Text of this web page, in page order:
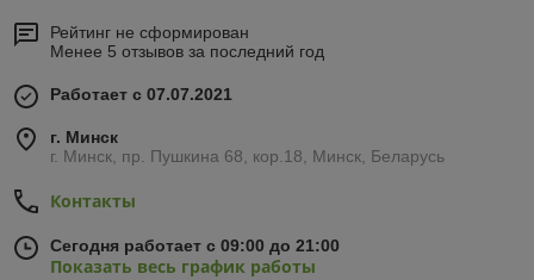
Рейтинг не сформирован
Менее 5 отзывов за последний год
Работает с 07.07.2021
г. Минск
г. Минск, пр. Пушкина 68, кор.18, Минск, Беларусь
Контакты
Сегодня работает с 09:00 до 21:00
Показать весь график работы